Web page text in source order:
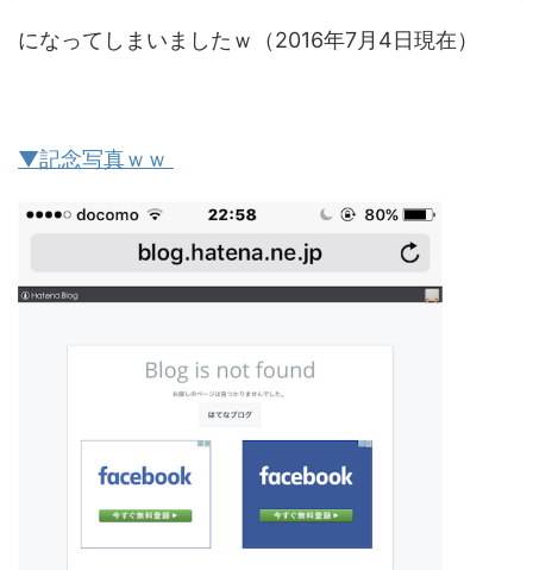
になってしまいましたｗ（2016年7月4日現在）
▼記念写真ｗｗ